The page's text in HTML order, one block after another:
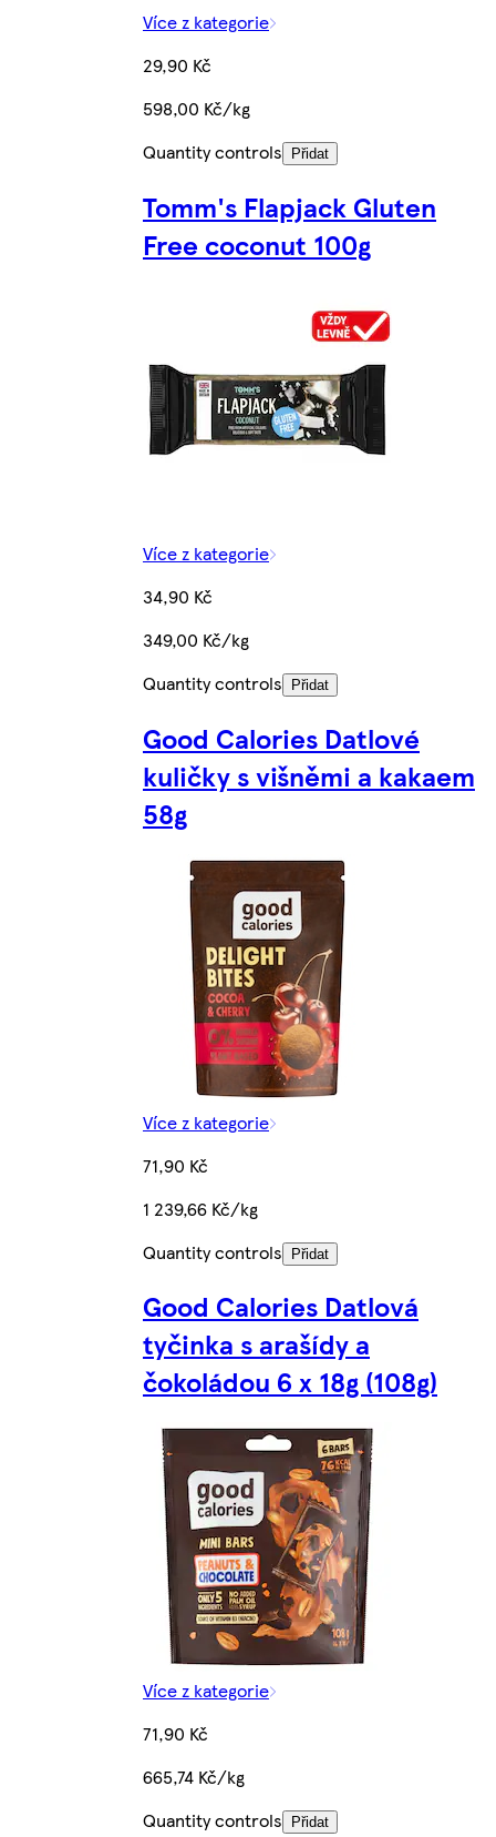
Více z kategorie
29,90 Kč
598,00 Kč/kg
Quantity controls
Přidat
Tomm's Flapjack Gluten
Free coconut 100g
Více z kategorie
34,90 Kč
349,00 Kč/kg
Quantity controls
Přidat
Good Calories Datlové
kuličky s višněmi a kakaem
58g
Více z kategorie
71,90 Kč
1 239,66 Kč/kg
Quantity controls
Přidat
Good Calories Datlová
tyčinka s arašídy a
čokoládou 6 x 18g (108g)
Více z kategorie
71,90 Kč
665,74 Kč/kg
Quantity controls
Přidat